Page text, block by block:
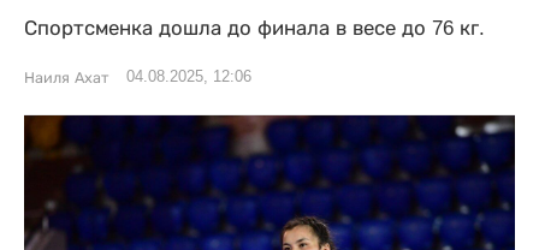
Спортсменка дошла до финала в весе до 76 кг.
Наиля Ахат 04.08.2025, 12:06